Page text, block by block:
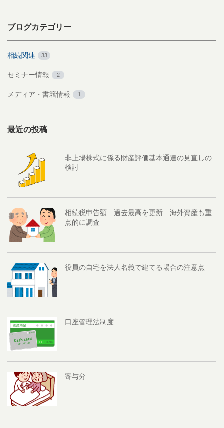
ブログカテゴリー
相続関連 33
セミナー情報 2
メディア・書籍情報 1
最近の投稿
非上場株式に係る財産評価基本通達の見直しの
検討
相続税申告額 過去最高を更新 海外資産も重
点的に調査
役員の自宅を法人名義で建てる場合の注意点
口座管理法制度
寄与分